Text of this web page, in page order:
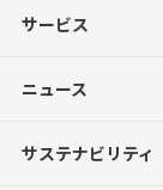
サービス
ニュース
サステナビリティ